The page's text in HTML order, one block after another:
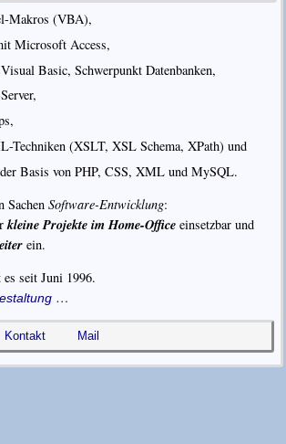
Makros (VBA),
Microsoft Access,
Basic, Schwerpunkt Datenbanken,
Techniken (XSLT, XSL Schema, XPath) und
Basis von PHP, CSS, XML und MySQL.
SachenSoftware-Entwicklung:
kleine Projekte im Home-Officeeinsetzbar und
ein.
es seitJuni 1996.
…
Kontakt Mail